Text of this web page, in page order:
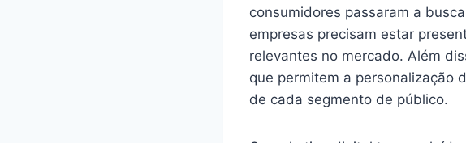
consumidores passaram a
empresas precisam estar
relevantes no mercado. Além
que permitem a personalização
de cada segmento de público.